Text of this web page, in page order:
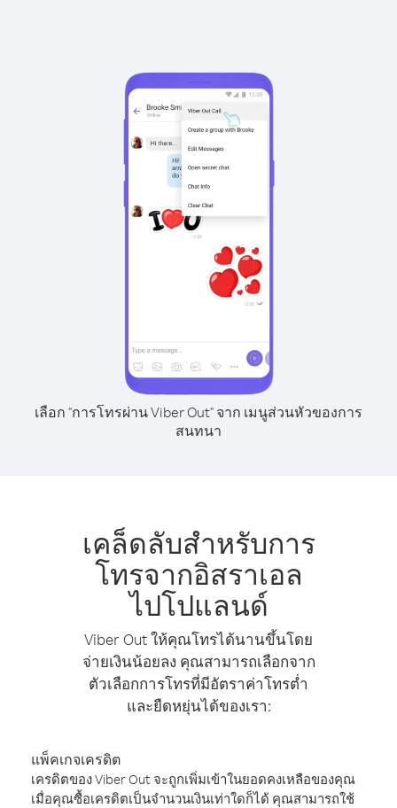
เลือก "การโทรผ่าน Viber Out" จาก เมนูส่วนหัวของการ
สนทนา
เคล็ดลับสำหรับการ
โทรจากอิสราเอล
ไปโปแลนด์
Viber Out ให้คุณโทรได้นานขึ้นโดย
จ่ายเงินน้อยลง คุณสามารถเลือกจาก
ตัวเลือกการโทรที่มีอัตราค่าโทรต่ำ
และยืดหยุ่นได้ของเรา:
แพ็คเกจเครดิต
เครดิตของ Viber Out จะถูกเพิ่มเข้าในยอดคงเหลือของคุณ
เมื่อคุณซื้อเครดิตเป็นจำนวนเงินเท่าใดก็ได้ คุณสามารถใช้